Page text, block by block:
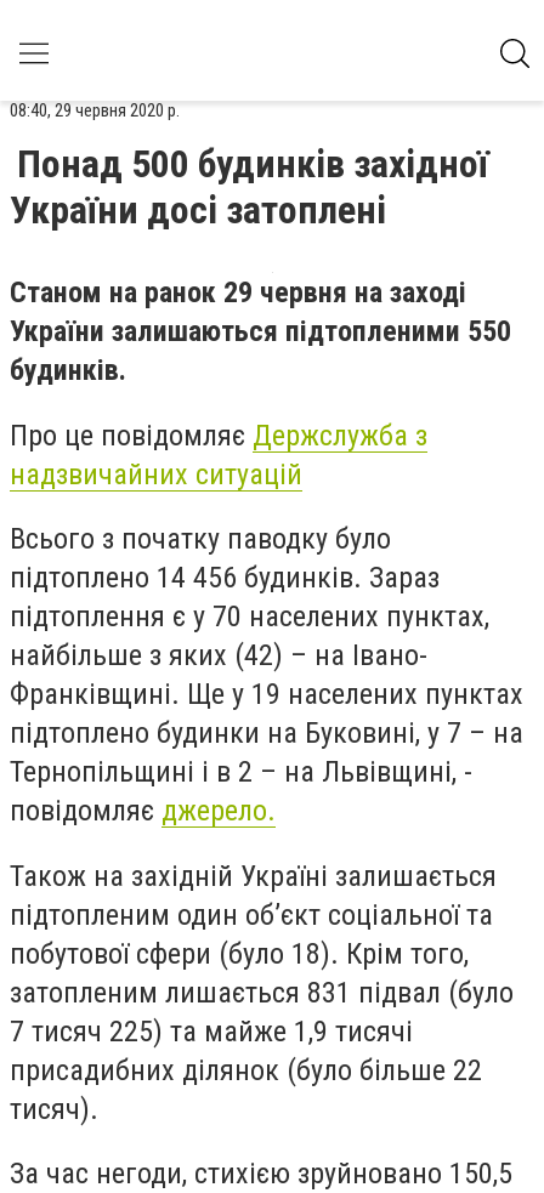
08:40, 29 червня 2020 р.
Понад 500 будинків західної
України досі затоплені
Станом на ранок 29 червня на заході
України залишаються підтопленими 550
будинків.
Про це повідомляє Держслужба з
надзвичайних ситуацій
Всього з початку паводку було
підтоплено 14 456 будинків. Зараз
підтоплення є у 70 населених пунктах,
найбільше з яких (42) – на Івано-
Франківщині. Ще у 19 населених пунктах
підтоплено будинки на Буковині, у 7 – на
Тернопільщині і в 2 – на Львівщині, -
повідомляє джерело.
Також на західній Україні залишається
підтопленим один об’єкт соціальної та
побутової сфери (було 18). Крім того,
затопленим лишається 831 підвал (було
7 тисяч 225) та майже 1,9 тисячі
присадибних ділянок (було більше 22
тисяч).
За час негоди, стихією зруйновано 150,5